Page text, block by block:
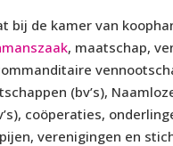
bij de kamer van
, maatschap,
(bv’s),
coöperaties,
verenigingen en